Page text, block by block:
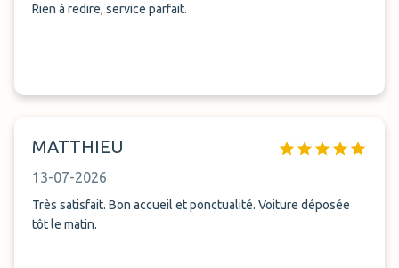
Rien à redire, service parfait.
MATTHIEU
13-07-2026
Très satisfait. Bon accueil et ponctualité. Voiture déposée
tôt le matin.